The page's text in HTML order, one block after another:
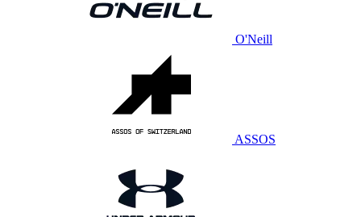
O'Neill
ASSOS